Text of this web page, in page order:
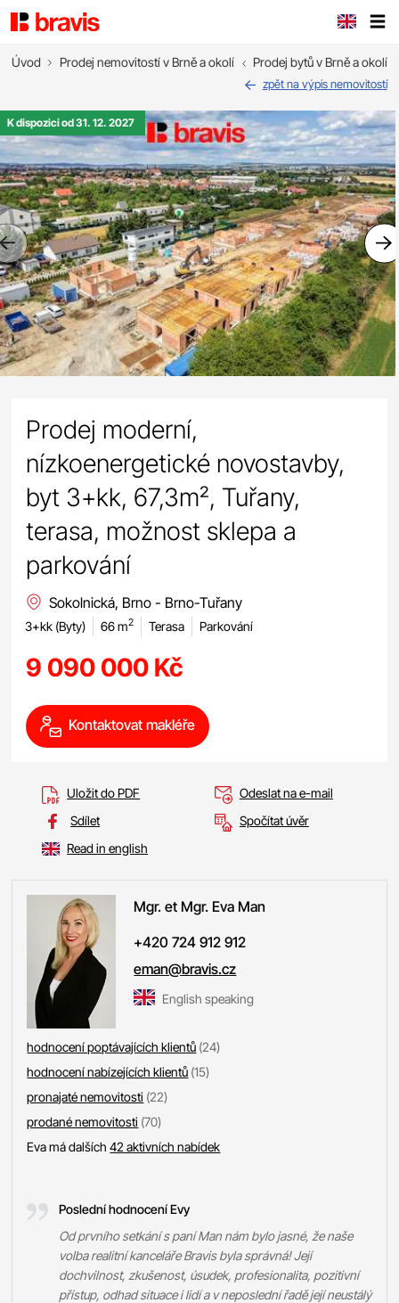
Úvod Prodej nemovitostí v Brně a okolí Prodej bytů v Brně a okolí
zpět na výpis nemovitostí
Previous
K dispozici od 31. 12. 2027
Prodej moderní,
nízkoenergetické novostavby,
byt 3+kk, 67,3m², Tuřany,
terasa, možnost sklepa a
parkování
Sokolnická, Brno - Brno-Tuřany
3+kk (Byty) 66 m2 Terasa Parkování
9 090 000 Kč
Kontaktovat makléře
Uložit do PDF
Odeslat na e-mail
Sdílet
Spočítat úvěr
Read in english
Mgr. et Mgr. Eva Man
+420 724 912 912
eman@bravis.cz
English speaking
hodnocení poptávajících klientů (24)
hodnocení nabízejících klientů (15)
pronajaté nemovitosti (22)
prodané nemovitosti (70)
Eva má dalších42 aktivních nabídek
Poslední hodnocení Evy
Od prvního setkání s paní Man nám bylo jasné, že naše
volba realitní kanceláře Bravis byla správná! Její
dochvilnost, zkušenost, úsudek, profesionalita, pozitivní
přístup, odhad situace i lidí a v neposlední řadě její neustálý